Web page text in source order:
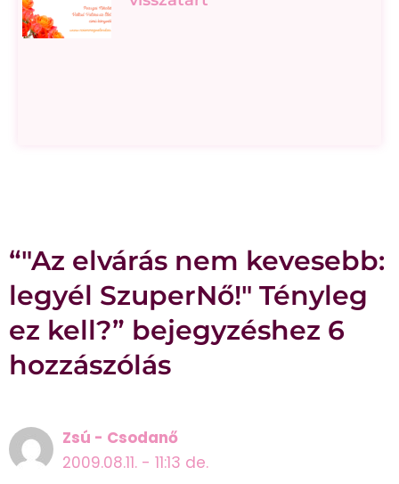
“"Az elvárás nem kevesebb:
legyél SzuperNő!" Tényleg
ez kell?” bejegyzéshez 6
hozzászólás
Zsú - Csodanő
2009.08.11. - 11:13 de.